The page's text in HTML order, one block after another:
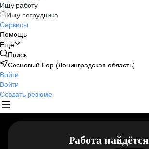
Ищу работу
Ищу сотрудника
Сервисы
Помощь
Ещё
Поиск
Сосновый Бор (Ленинградская область)
Войти
Войти
Создать резюме
Работа найдётся